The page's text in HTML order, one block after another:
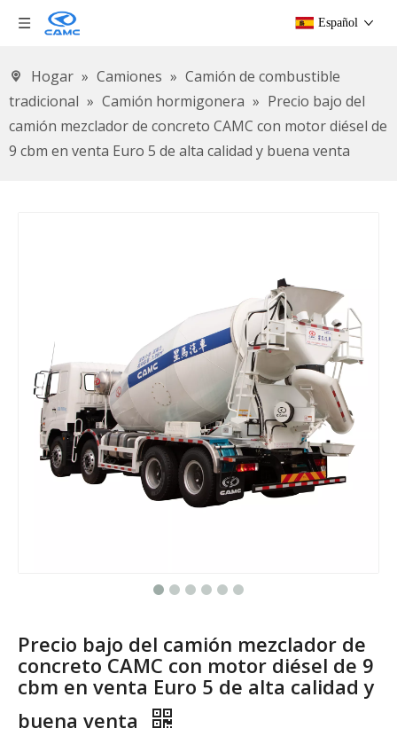
Español
Hogar » Camiones » Camión de combustible
tradicional » Camión hormigonera » Precio bajo del
camión mezclador de concreto CAMC con motor diésel de
9 cbm en venta Euro 5 de alta calidad y buena venta
Precio bajo del camión mezclador de
concreto CAMC con motor diésel de 9
cbm en venta Euro 5 de alta calidad y
buena venta